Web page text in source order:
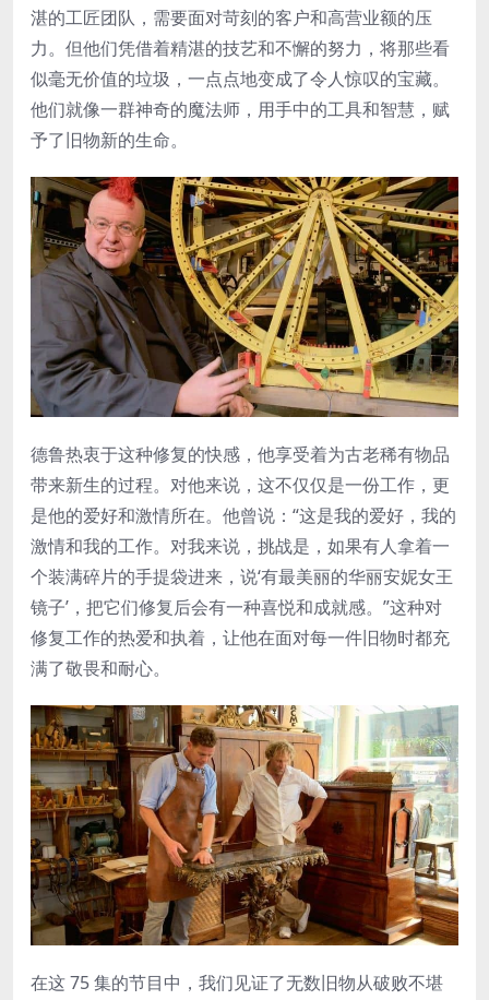
湛的工匠团队，需要面对苛刻的客户和高营业额的压
力。但他们凭借着精湛的技艺和不懈的努力，将那些看
似毫无价值的垃圾，一点点地变成了令人惊叹的宝藏。
他们就像一群神奇的魔法师，用手中的工具和智慧，赋
予了旧物新的生命。
德鲁热衷于这种修复的快感，他享受着为古老稀有物品
带来新生的过程。对他来说，这不仅仅是一份工作，更
是他的爱好和激情所在。他曾说：“这是我的爱好，我的
激情和我的工作。对我来说，挑战是，如果有人拿着一
个装满碎片的手提袋进来，说‘有最美丽的华丽安妮女王
镜子’，把它们修复后会有一种喜悦和成就感。”这种对
修复工作的热爱和执着，让他在面对每一件旧物时都充
满了敬畏和耐心。
在这 75 集的节目中，我们见证了无数旧物从破败不堪